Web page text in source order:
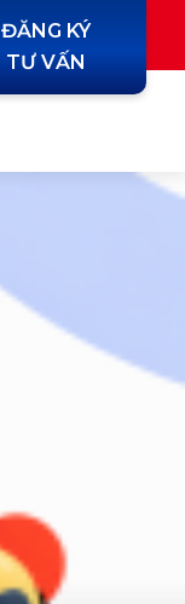
ĐĂNG KÝ
TƯ VẤN